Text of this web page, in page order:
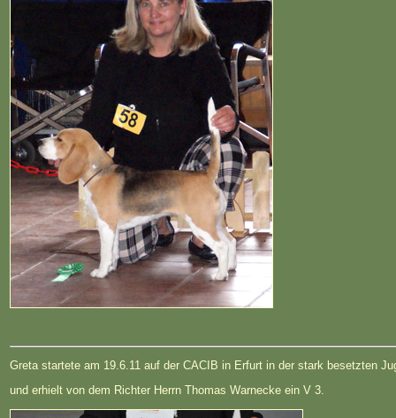
Greta startete am 19.6.11 auf der CACIB in Erfurt in der stark besetzten
und erhielt von dem Richter Herrn Thomas Warnecke ein V 3.